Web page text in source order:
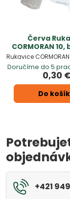
Červa
CORMORAN
Rukavice
Doručíme do 5
0,30
Do
+421